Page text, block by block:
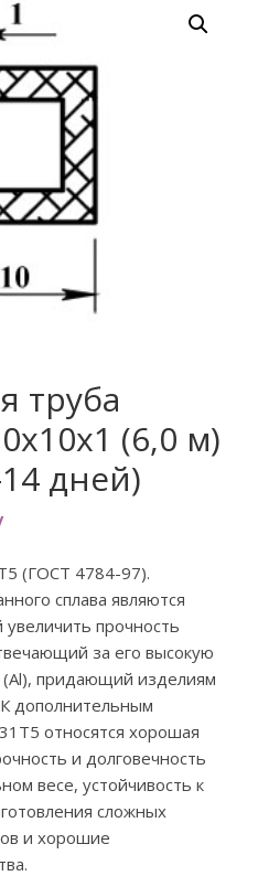
труба
(6,0 м)
дней)
(ГОСТ 4784-97).
сплава являются
прочность
за его высокую
(Al), придающий изделиям
дополнительным
относятся хорошая
и долговечность
весе, устойчивость к
сложных
и хорошие